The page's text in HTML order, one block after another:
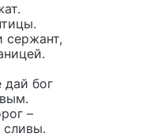
сержант,
дай бог
–
сливы.